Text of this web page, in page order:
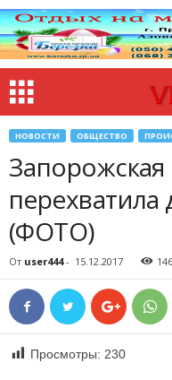
НОВОСТИ ОБЩЕСТВО
перехватила
(ФОТО)
От user444- 15.12.2017
Просмотры: 230